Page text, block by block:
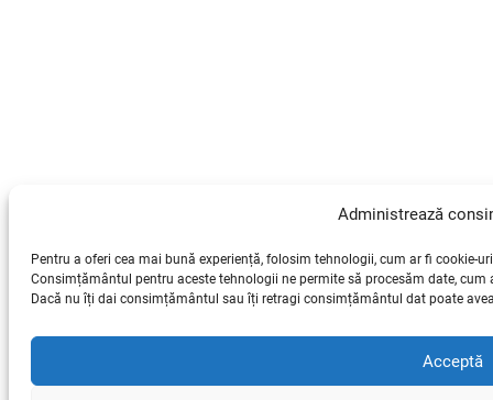
Administrează
Pentru a oferi cea mai bună experiență, folosim tehnologii, cum ar fi cookie-
Consimțământul pentru aceste tehnologii ne permite să procesăm date,
Dacă nu îți dai consimțământul sau îți retragi consimțământul dat poate
Acceptă